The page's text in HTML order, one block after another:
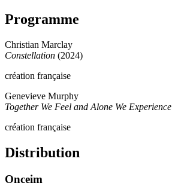
Programme
Christian Marclay
Constellation (2024)
création française
Genevieve Murphy
Together We Feel and Alone We Experience
création française
Distribution
Onceim